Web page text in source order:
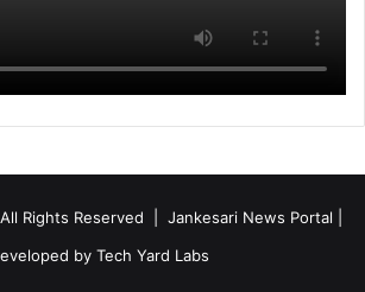
Rights Reserved | Jankesari News Portal |
by Tech Yard Labs